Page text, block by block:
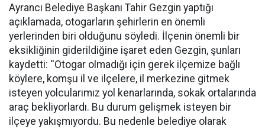
Ayrancı Belediye Başkanı Tahir Gezgin yaptığı
açıklamada, otogarların şehirlerin en önemli
yerlerinden biri olduğunu söyledi. İlçenin önemli bir
eksikliğinin giderildiğine işaret eden Gezgin, şunları
kaydetti: ''Otogar olmadığı için gerek ilçemize bağlı
köylere, komşu il ve ilçelere, il merkezine gitmek
isteyen yolcularımız yol kenarlarında, sokak ortalarında
araç bekliyorlardı. Bu durum gelişmek isteyen bir
ilçeye yakışmıyordu. Bu nedenle belediye olarak